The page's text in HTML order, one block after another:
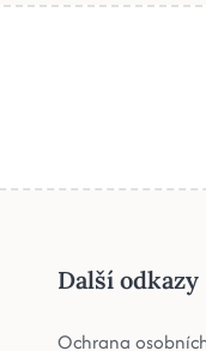
Další odkazy
Ochrana